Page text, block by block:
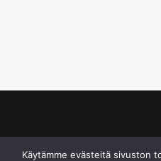
Käytämme evästeitä sivuston